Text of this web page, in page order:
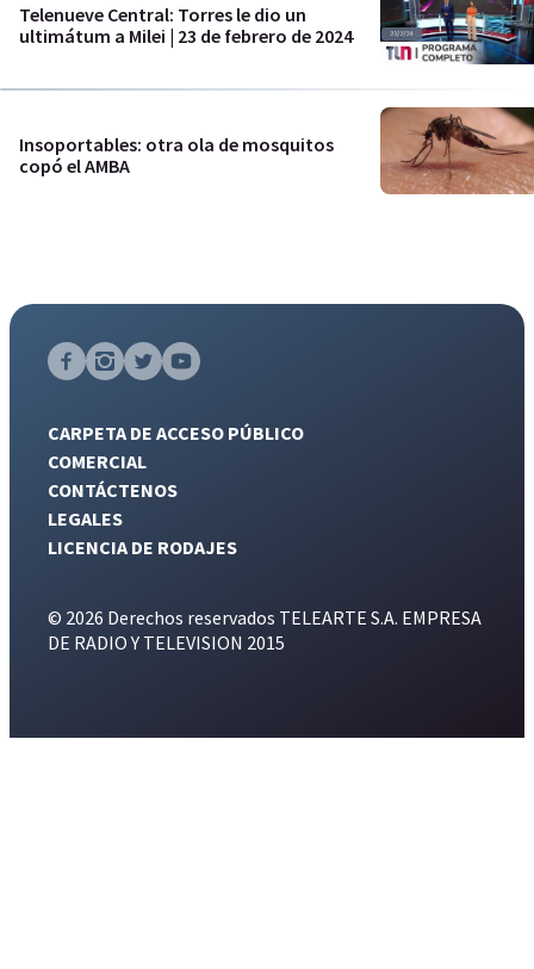
Telenueve Central: Torres le dio un
ultimátum a Milei | 23 de febrero de 2024
Insoportables: otra ola de mosquitos
copó el AMBA
CARPETA DE ACCESO PÚBLICO
COMERCIAL
CONTÁCTENOS
LEGALES
LICENCIA DE RODAJES
© 2026 Derechos reservados TELEARTE S.A. EMPRESA
DE RADIO Y TELEVISION 2015